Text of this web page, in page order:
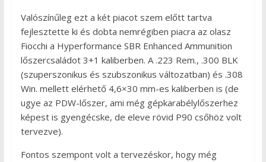
Valószínűleg ezt a két piacot szem előtt tartva
fejlesztette ki és dobta nemrégiben piacra az olasz
Fiocchi a Hyperformance SBR Enhanced Ammunition
lőszercsaládot 3+1 kaliberben. A .223 Rem., .300 BLK
(szuperszonikus és szubszonikus változatban) és .308
Win. mellett elérhető 4,6×30 mm-es kaliberben is (de
ugye az PDW-lőszer, ami még gépkarabélylőszerhez
képest is gyengécske, de eleve rövid P90 csőhöz volt
tervezve).
Fontos szempont volt a tervezéskor, hogy még